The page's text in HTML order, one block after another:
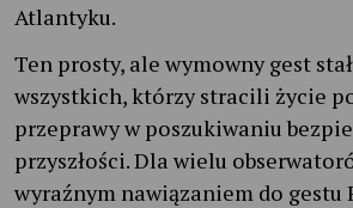
Atlantyku.
Ten prosty, ale wymowny gest
wszystkich, którzy stracili życie
przeprawy w poszukiwaniu
przyszłości. Dla wielu
wyraźnym nawiązaniem do gestu